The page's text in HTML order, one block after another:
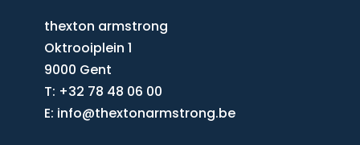
thexton armstrong
Oktrooiplein 1
9000 Gent
T: +32 78 48 06 00
E: info@thextonarmstrong.be